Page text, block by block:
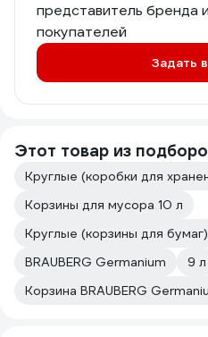
представитель бренда
покупателей
Задать
Этот товар из
Круглые (коробки для
Корзины для мусора 10 л
Круглые (корзины для бумаг)
BRAUBERG Germanium
9 л
Корзина BRAUBERG